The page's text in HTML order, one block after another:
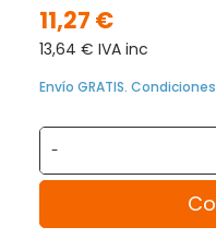
11,27 €
13,64 € IVA inc
Envío GRATIS.
-